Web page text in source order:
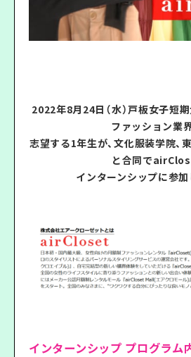
2022年8月24日（水）戸板女子短
ファッション業
志望する1年生が、文化服装学院、
と合同で
インターンシップに参加
インターンシップ プログラム